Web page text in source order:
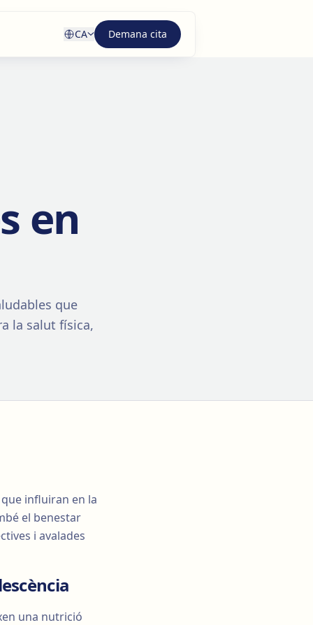
CA Demana cita
en
que
la salut física,
influiran en la
el benestar
i avalades
una nutrició